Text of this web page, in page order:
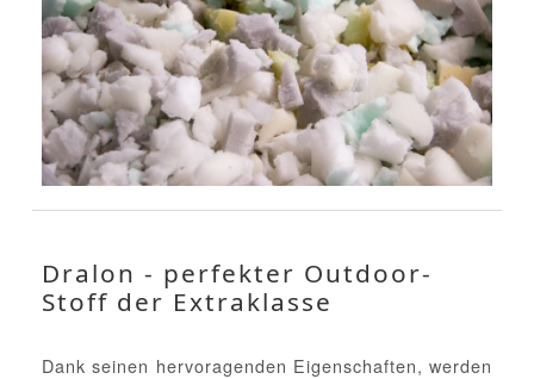
Dralon - perfekter Outdoor-
Stoff der Extraklasse
Dank seinen hervoragenden Eigenschaften, werden